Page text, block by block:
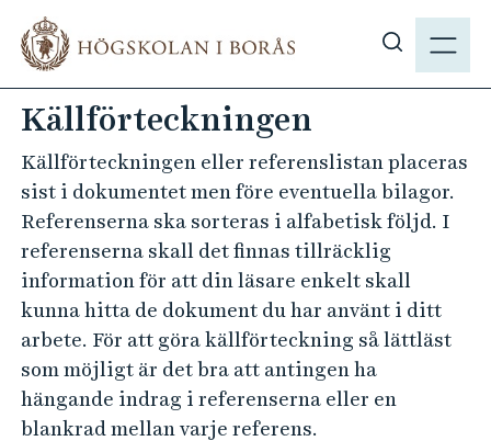
N
i
a
s
ö
k
p
å
h
b
.
s
Källförteckningen
Källförteckningen eller referenslistan placeras
sist i dokumentet men före eventuella bilagor.
Referenserna ska sorteras i alfabetisk följd. I
referenserna skall det finnas tillräcklig
information för att din läsare enkelt skall
kunna hitta de dokument du har använt i ditt
arbete. För att göra källförteckning så lättläst
som möjligt är det bra att antingen ha
hängande indrag i referenserna eller en
blankrad mellan varje referens.